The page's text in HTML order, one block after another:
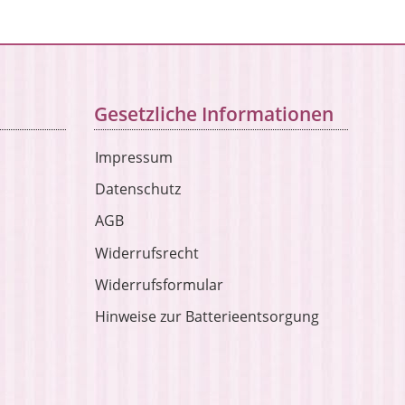
Gesetzliche Informationen
Impressum
Datenschutz
AGB
Widerrufsrecht
Widerrufsformular
Hinweise zur Batterieentsorgung